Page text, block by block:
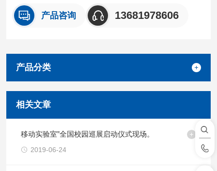
产品咨询 13681978606
产品分类
相关文章
移动实验室”全国校园巡展启动仪式现场。
2019-06-24